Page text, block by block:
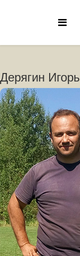
Дерягин